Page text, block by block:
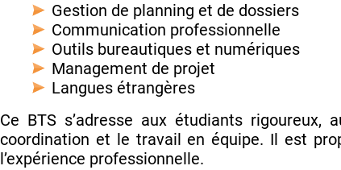
Gestion de planning et de dossiers
Communication professionnelle
Outils bureautiques et numériques
Management de projet
Langues étrangères
Ce BTS s’adresse aux étudiants
coordination et le travail en équipe. Il est
l’expérience professionnelle.